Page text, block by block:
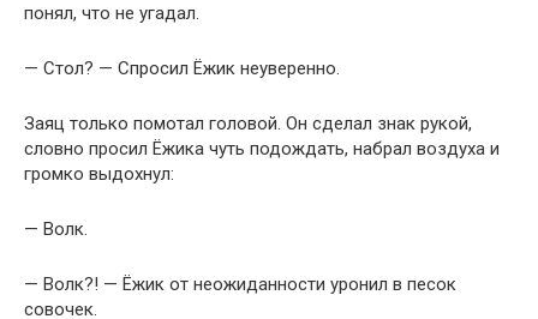
понял, что не угадал.
— Стол? — Спросил Ёжик неуверенно.
Заяц только помотал головой. Он сделал знак рукой,
словно просил Ёжика чуть подождать, набрал воздуха и
громко выдохнул:
— Волк.
— Волк?! — Ёжик от неожиданности уронил в песок
совочек.